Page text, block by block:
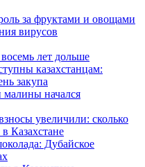
за фруктами и овощами
вирусов
лет дольше
казахстанцам:
закупа
малины начался
увеличили: сколько
Казахстане
Дубайское